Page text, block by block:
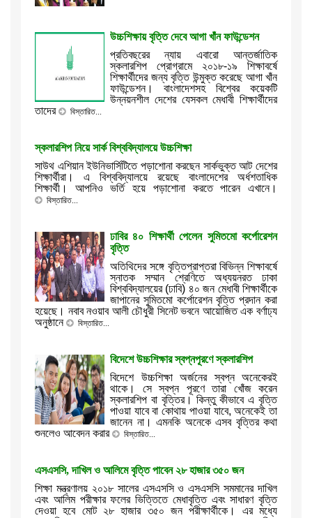
উচ্চশিক্ষায় বৃত্তি দেবে আগা খাঁন ফাউন্ডেশন
প্রতিবছরের ন্যায় এবারো আন্তর্জাতিক
স্কলারশিপ প্রোগ্রামে ২০১৮-১৯ শিক্ষাবর্ষে
শিক্ষার্থীদের জন্য বৃত্তি উন্মুক্ত করেছে আগা খাঁন
ফাউন্ডেশন। বাংলাদেশসহ বিশ্বের কয়েকটি
উন্নয়নশীল দেশের যেসকল মেধাবী শিক্ষার্থীদের
তাদের
বিস্তারিত...
স্কলারশিপ নিয়ে সার্ক বিশ্ববিদ্যালয়ে উচ্চশিক্ষা
সাউথ এশিয়ান ইউনিভার্সিটিতে পড়াশোনা করছেন সার্কভুক্ত আট দেশের
শিক্ষার্থীরা। এ বিশ্ববিদ্যালয়ে রয়েছে বাংলাদেশের অর্ধশতাধিক
শিক্ষার্থী। আপনিও ভর্তি হয়ে পড়াশোনা করতে পারেন এখানে।
বিস্তারিত...
ঢাবির ৪০ শিক্ষার্থী পেলেন সুমিতমো কর্পোরেশন
বৃত্তি
অতিথিদের সঙ্গে বৃত্তিপ্রাপ্তরা বিভিন্ন শিক্ষাবর্ষে
স্নাতক সম্মান শ্রেণিতে অধ্যয়নরত ঢাকা
বিশ্ববিদ্যালয়ের (ঢাবি) ৪০ জন মেধাবী শিক্ষার্থীকে
জাপানের সুমিতমো কর্পোরেশন বৃত্তি প্রদান করা
হয়েছে। নবাব নওয়াব আলী চৌধুরী সিনেট ভবনে আয়োজিত এক বর্ণাঢ্য
অনুষ্ঠানে
বিস্তারিত...
বিদেশে উচ্চশিক্ষার স্বপ্নপূরণে স্কলারশিপ
বিদেশে উচ্চশিক্ষা অর্জনের স্বপ্ন অনেকেরই
থাকে। সে স্বপ্ন পূরণে তারা খোঁজ করেন
স্কলারশিপ বা বৃত্তির। কিন্তু কীভাবে এ বৃত্তি
পাওয়া যাবে বা কোথায় পাওয়া যাবে, অনেকেই তা
জানেন না। এমনকি অনেকে এসব বৃত্তির কথা
শুনলেও আবেদন করার
বিস্তারিত...
এসএসসি, দাখিল ও আলিমে বৃত্তি পাবেন ২৮ হাজার ৩৫০ জন
শিক্ষা মন্ত্রণালয় ২০১৮ সালের এসএসসি ও এসএসসি সমমানের দাখিল
এবং আলিম পরীক্ষার ফলের ভিত্তিতে মেধাবৃত্তি এবং সাধারণ বৃত্তি
দেওয়া হবে মোট ২৮ হাজার ৩৫০ জন পরীক্ষার্থীকে। এর মধ্যে